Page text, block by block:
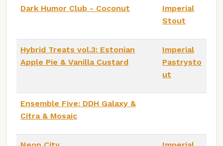
Dark Humor Club - Coconut
Imperial
Stout
Hybrid Treats vol.3: Estonian
Apple Pie & Vanilla Custard
Imperial
Pastrysto
ut
Ensemble Five: DDH Galaxy &
Citra & Mosaic